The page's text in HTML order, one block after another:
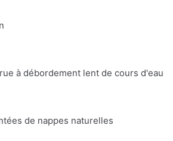
à débordement lent de cours d'eau
de nappes naturelles